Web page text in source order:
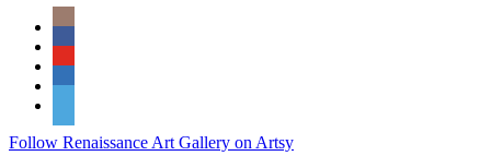
Skip
content
Social
Icons
PARTENER
Follow Renaissance Art Gallery on Artsy